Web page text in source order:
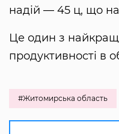
надій — 45 ц, що
Це один з
продуктивності в
#Житомирська область